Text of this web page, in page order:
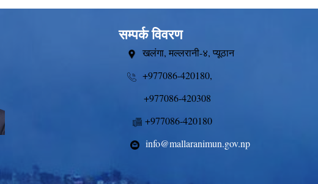
सम्पर्क विवरण
खलंगा, मल्लरानी-४, प्यूठान
+977086-420180,
+977086-420308
+977086-420180
info@mallaranimun.gov.np